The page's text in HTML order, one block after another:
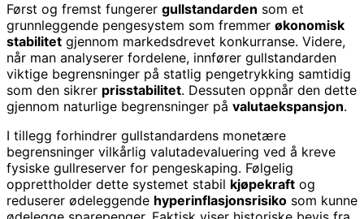
Først og fremst fungerer gullstandarden som et
grunnleggende pengesystem som fremmer økonomisk
stabilitet gjennom markedsdrevet konkurranse. Videre,
når man analyserer fordelene, innfører gullstandarden
viktige begrensninger på statlig pengetrykking samtidig
som den sikrer prisstabilitet. Dessuten oppnår den dette
gjennom naturlige begrensninger på valutaekspansjon.
I tillegg forhindrer gullstandardens monetære
begrensninger vilkårlig valutadevaluering ved å kreve
fysiske gullreserver for pengeskaping. Følgelig
opprettholder dette systemet stabil kjøpekraft og
reduserer ødeleggende hyperinflasjonsrisiko som kunne